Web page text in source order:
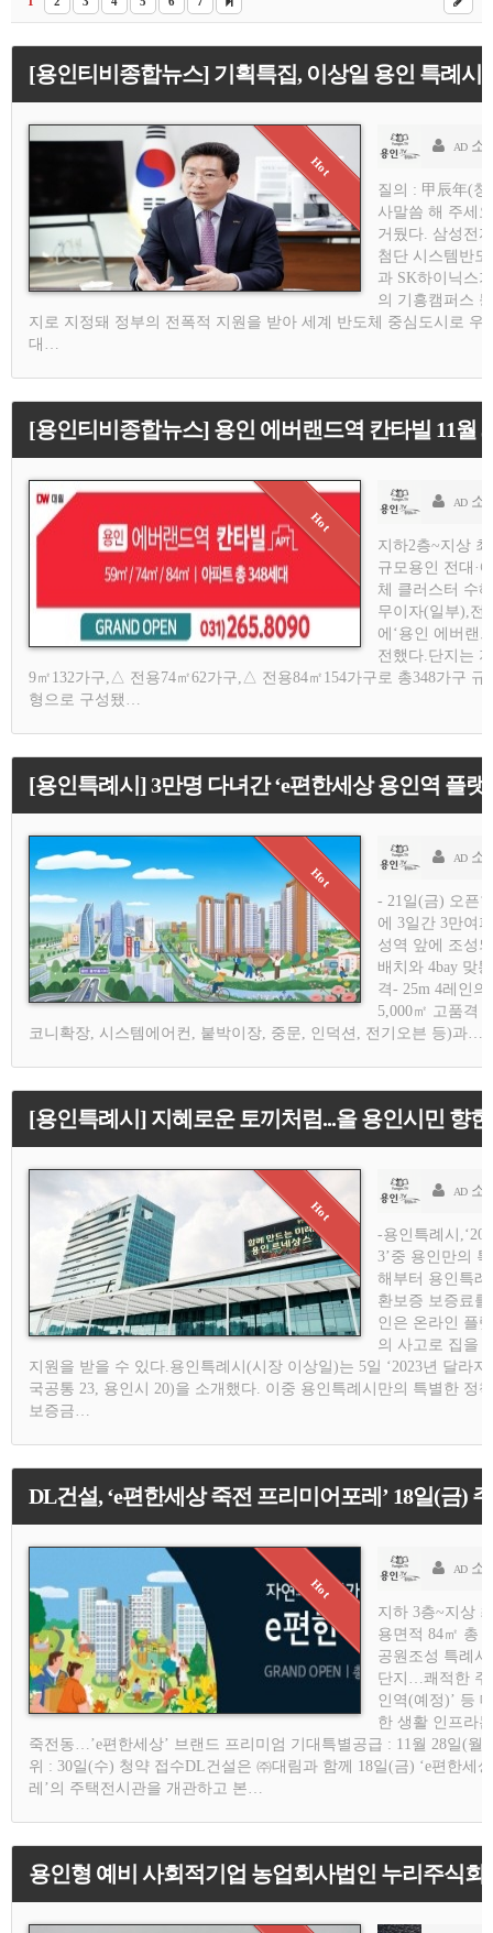
[용인티비종합뉴스] 기획특집, 이상일 용인 특례시
AD 소
질의 : 甲辰年(
사말씀 해 주세
거뒀다. 삼성전
첨단 시스템반
과 SK하이닉스
의 기흥캠퍼스
지로 지정돼 정부의 전폭적 지원을 받아 세계 반도체 중심도시로
대…
[용인티비종합뉴스] 용인 에버랜드역 칸타빌 11월
AD 소
지하2층~지상
규모용인 전대·
체 클러스터 수
무이자(일부),전
에‘용인 에버랜
전했다.단지는
9㎡132가구,△ 전용74㎡62가구,△ 전용84㎡154가구로 총348가구
형으로 구성됐…
[용인특례시] 3만명 다녀간 ‘e편한세상 용인역 플
AD 소
- 21일(금) 오픈
에 3일간 3만여
성역 앞에 조성
배치와 4bay 맞
격- 25m 4레인
5,000㎡ 고품격
코니확장, 시스템에어컨, 붙박이장, 중문, 인덕션, 전기오븐 등)과…
[용인특례시] 지혜로운 토끼처럼...올 용인시민 향
AD 소
-용인특례시
3’중 용인만의
해부터 용인특
환보증 보증료
인은 온라인 플
의 사고로 집을
지원을 받을 수 있다.용인특례시(시장 이상일)는 5일 ‘2023년 달라
국공통 23, 용인시 20)을 소개했다. 이중 용인특례시만의 특별한 정
보증금…
DL건설, ‘e편한세상 죽전 프리미어포레’ 18일(금)
AD 소
지하 3층~지상
용면적 84㎡ 총
공원조성 특례
단지…쾌적한 주
인역(예정)’ 등
한 생활 인프라
죽전동…’e편한세상’ 브랜드 프리미엄 기대특별공급 : 11월 28일(월
위 : 30일(수) 청약 접수DL건설은 ㈜대림과 함께 18일(금) ‘e편한세
레’의 주택전시관을 개관하고 본…
용인형 예비 사회적기업 농업회사법인 누리주식